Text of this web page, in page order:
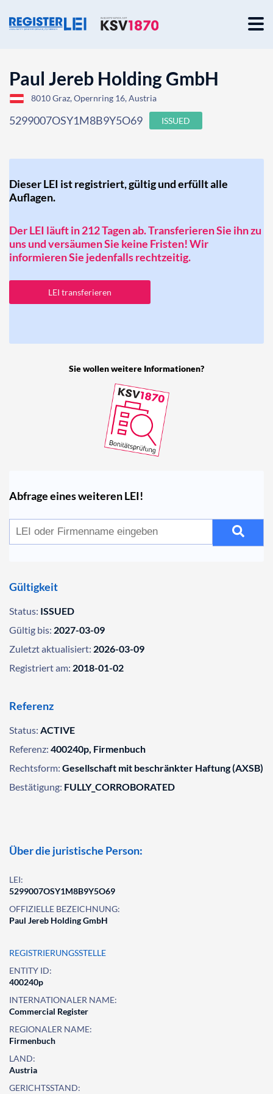
Paul Jereb Holding GmbH
8010 Graz, Opernring 16, Austria
5299007OSY1M8B9Y5O69 ISSUED
Dieser LEI ist registriert, gültig und erfüllt alle
Auflagen.
Der LEI läuft in 212 Tagen ab. Transferieren Sie ihn zu
uns und versäumen Sie keine Fristen! Wir
informieren Sie jedenfalls rechtzeitig.
LEI transferieren
Sie wollen weitere Informationen?
Abfrage eines weiteren LEI!
Gültigkeit
Status: ISSUED
Gültig bis: 2027-03-09
Zuletzt aktualisiert: 2026-03-09
Registriert am: 2018-01-02
Referenz
Status: ACTIVE
Referenz: 400240p, Firmenbuch
Rechtsform: Gesellschaft mit beschränkter Haftung (AXSB)
Bestätigung: FULLY_CORROBORATED
Über die juristische Person:
LEI:
5299007OSY1M8B9Y5O69
OFFIZIELLE BEZEICHNUNG:
Paul Jereb Holding GmbH
REGISTRIERUNGSSTELLE
ENTITY ID:
400240p
INTERNATIONALER NAME:
Commercial Register
REGIONALER NAME:
Firmenbuch
LAND:
Austria
GERICHTSSTAND: